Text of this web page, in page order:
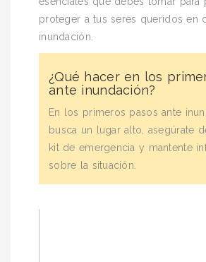
proteger a tus seres queridos en
inundación.
¿Qué hacer en los
ante inundación?
En los primeros pasos ante
busca un lugar alto, asegúrate
kit de emergencia y mantente
sobre la situación.